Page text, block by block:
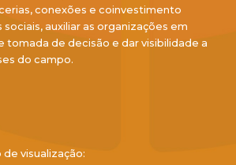
conexões e coinvestimento
auxiliar as organizações em
tomada de decisão e dar visibilidade a
do campo.
visualização: